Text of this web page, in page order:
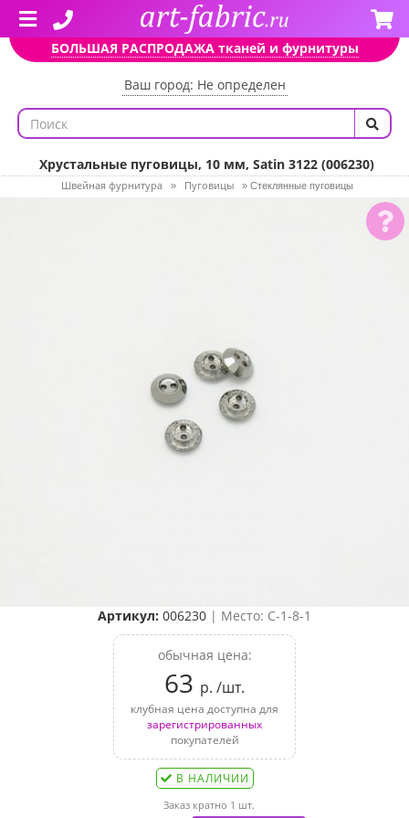
БОЛЬШАЯ РАСПРОДАЖА тканей и фурнитуры
Ваш город: Не определен
Хрустальные пуговицы, 10 мм, Satin 3122 (006230)
Швейная фурнитура » Пуговицы » Стеклянные пуговицы
Артикул: 006230 | Место: C-1-8-1
обычная цена:
63 р. /шт.
клубная цена доступна для
зарегистрированных
покупателей
В НАЛИЧИИ
Заказ кратно 1 шт.